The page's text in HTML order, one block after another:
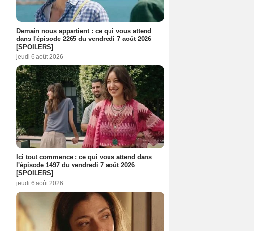
Demain nous appartient : ce qui vous attend
dans l'épisode 2265 du vendredi 7 août 2026
[SPOILERS]
jeudi 6 août 2026
Ici tout commence : ce qui vous attend dans
l'épisode 1497 du vendredi 7 août 2026
[SPOILERS]
jeudi 6 août 2026